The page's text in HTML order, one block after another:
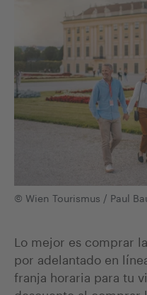
© Wien Tourismus / Paul
Lo mejor es comprar
por adelantado en
franja horaria para tu